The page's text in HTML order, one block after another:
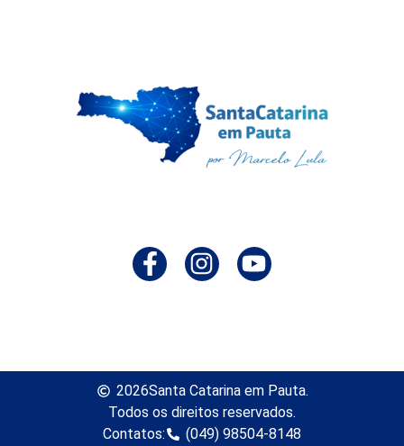
2026Santa Catarina em Pauta.
Todos os direitos reservados.
Contatos:
(049) 98504-8148